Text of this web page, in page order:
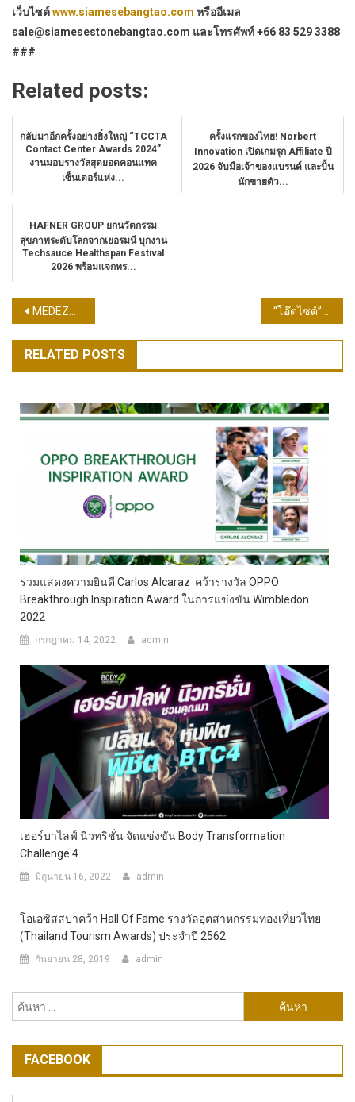
เว็บไซต์www.siamesebangtao.com หรืออีเมล
sale@siamesestonebangtao.com และโทรศัพท์ +66 83 529 3388
###
Related posts:
กลับมาอีกครั้งอย่างยิ่งใหญ่ “TCCTA
Contact Center Awards 2024”
งานมอบรางวัลสุดยอดคอนแทค
เซ็นเตอร์แห่ง...
ครั้งแรกของไทย! Norbert
Innovation เปิดเกมรุก Affiliate ปี
2026 จับมือเจ้าของแบรนด์ และปั้น
นักขายตัว...
HAFNER GROUP ยกนวัตกรรม
สุขภาพระดับโลกจากเยอรมนี บุกงาน
Techsauce Healthspan Festival
2026 พร้อมแจกทร...
แนะแนว
เรื่อง
MEDEZE ฟันกำไร 9 เดือน ปี 68 เฉียด 160 ลบ. นับหนึ่ง “ATMPs Sandbox ” หนุนความหวังรักษาโรค
RELATED POSTS
ร่วมแสดงความยินดี Carlos Alcaraz คว้ารางวัล OPPO
Breakthrough Inspiration Award ในการแข่งขัน Wimbledon
2022
กรกฎาคม 14, 2022 admin
เฮอร์บาไลฟ์ นิวทริชั่น จัดแข่งขัน Body Transformation
Challenge 4
มิถุนายน 16, 2022 admin
โอเอซิสสปาคว้า Hall Of Fame รางวัลอุตสาหกรรมท่องเที่ยวไทย
(Thailand Tourism Awards) ประจำปี 2562
กันยายน 28, 2019 admin
สำหรับ:
FACEBOOK